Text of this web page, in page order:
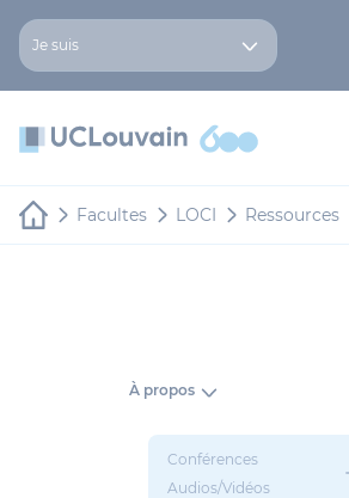
Panneau de gestion des cookies
Je suis
Facultes LOCI Ressources
À propos
Conférences
Audios/Vidéos